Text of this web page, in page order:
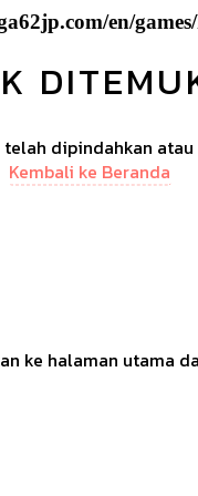
en/
dipindahkan
Kembali ke Beranda
ke halaman utama